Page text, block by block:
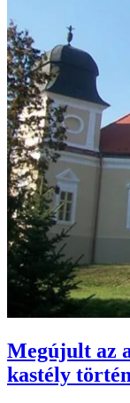
Megújult az
kastély